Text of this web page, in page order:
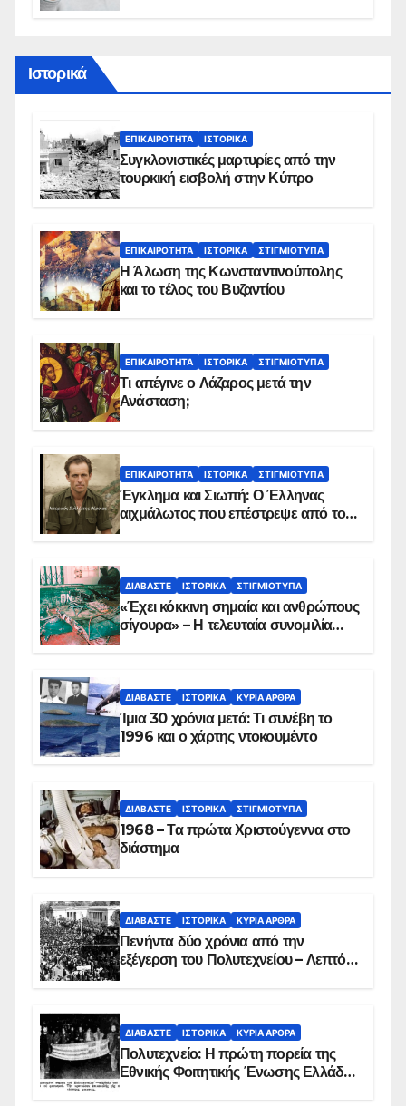
Ιστορικά
ΕΠΙΚΑΙΡΌΤΗΤΑ ΙΣΤΟΡΙΚΆ
Συγκλονιστικές μαρτυρίες από την
τουρκική εισβολή στην Κύπρο
ΕΠΙΚΑΙΡΌΤΗΤΑ ΙΣΤΟΡΙΚΆ ΣΤΙΓΜΙΌΤΥΠΑ
Η Άλωση της Κωνσταντινούπολης
και το τέλος του Βυζαντίου
ΕΠΙΚΑΙΡΌΤΗΤΑ ΙΣΤΟΡΙΚΆ ΣΤΙΓΜΙΌΤΥΠΑ
Τι απέγινε ο Λάζαρος μετά την
Ανάσταση;
ΕΠΙΚΑΙΡΌΤΗΤΑ ΙΣΤΟΡΙΚΆ ΣΤΙΓΜΙΌΤΥΠΑ
Έγκλημα και Σιωπή: Ο Έλληνας
αιχμάλωτος που επέστρεψε από το
ΔΙΑΒΆΣΤΕ ΙΣΤΟΡΙΚΆ ΣΤΙΓΜΙΌΤΥΠΑ
«Έχει κόκκινη σημαία και ανθρώπους
σίγουρα» – Η τελευταία συνομιλία
ΔΙΑΒΆΣΤΕ ΙΣΤΟΡΙΚΆ ΚΥΡΙΑ ΑΡΘΡΑ
Ίμια 30 χρόνια μετά: Τι συνέβη το
1996 και ο χάρτης ντοκουμέντο
ΔΙΑΒΆΣΤΕ ΙΣΤΟΡΙΚΆ ΣΤΙΓΜΙΌΤΥΠΑ
1968 – Τα πρώτα Χριστούγεννα στο
διάστημα
ΔΙΑΒΆΣΤΕ ΙΣΤΟΡΙΚΆ ΚΥΡΙΑ ΑΡΘΡΑ
Πενήντα δύο χρόνια από την
εξέγερση του Πολυτεχνείου – Λεπτό
ΔΙΑΒΆΣΤΕ ΙΣΤΟΡΙΚΆ ΚΥΡΙΑ ΑΡΘΡΑ
Πολυτεχνείο: Η πρώτη πορεία της
Εθνικής Φοιτητικής Ένωσης Ελλάδος